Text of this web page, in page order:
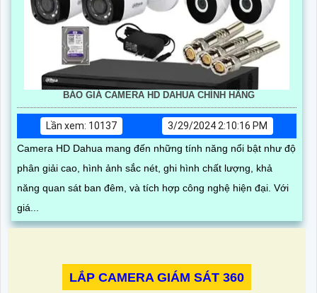
BÁO GIÁ CAMERA HD DAHUA CHÍNH HÃNG
Lần xem: 10137
3/29/2024 2:10:16 PM
Camera HD Dahua mang đến những tính năng nổi bật như độ
phân giải cao, hình ảnh sắc nét, ghi hình chất lượng, khả
năng quan sát ban đêm, và tích hợp công nghệ hiện đại. Với
giá...
LẮP CAMERA GIÁM SÁT 360